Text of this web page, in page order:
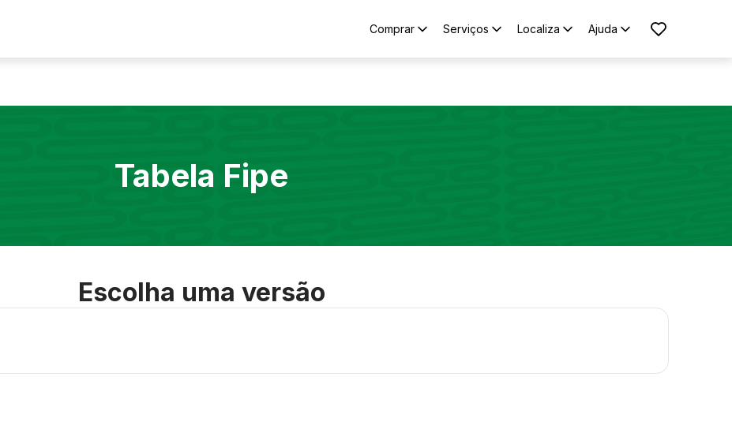
Comprar Serviços Localiza Ajuda
Tabela Fipe
Escolha uma versão